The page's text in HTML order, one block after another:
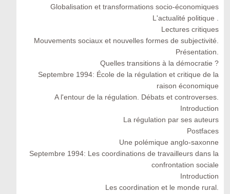
Globalisation et transformations socio-économiques
L'actualité politique .
Lectures critiques
Mouvements sociaux et nouvelles formes de subjectivité.
Présentation.
Quelles transitions à la démocratie ?
Septembre 1994: École de la régulation et critique de la
raison économique
A l'entour de la régulation. Débats et controverses.
Introduction
La régulation par ses auteurs
Postfaces
Une polémique anglo-saxonne
Septembre 1994: Les coordinations de travailleurs dans la
confrontation sociale
Introduction
Les coordination et le monde rural.